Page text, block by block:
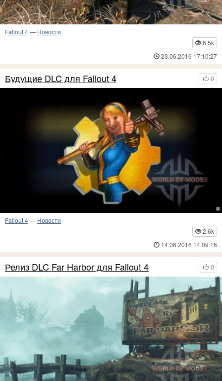
Fallout 4— Новости
6.5k
23.06.2016 17:10:27
0
Будущие DLC для Fallout 4
Fallout 4— Новости
2.6k
14.06.2016 14:09:16
0
Релиз DLC Far Harbor для Fallout 4